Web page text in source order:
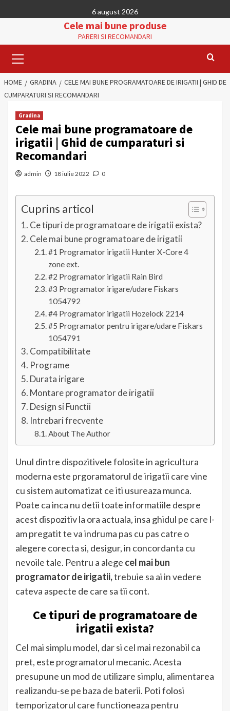
to
6 august 2026
Cele mai bune produse
PARERI SI RECOMANDARI
Menu
HOME GRADINA
CELE MAI BUNE PROGRAMATOARE DE IRIGATII | GHID DE
CUMPARATURI SI RECOMANDARI
Gradina
Cele mai bune programatoare de
irigatii | Ghid de cumparaturi si
Recomandari
admin 18 iulie 2022 0
Cuprins articol
Ce tipuri de programatoare de irigatii exista?
Cele mai bune programatoare de irigatii
#1 Programator irigatii Hunter X-Core 4
zone ext.
#2 Programator irigatii Rain Bird
#3 Programator irigare/udare Fiskars
1054792
#4 Programator irigatii Hozelock 2214
#5 Programator pentru irigare/udare Fiskars
1054791
Compatibilitate
Programe
Durata irigare
Montare programator de irigatii
Design si Functii
Intrebari frecvente
About The Author
Unul dintre dispozitivele folosite in agricultura
moderna este prgoramatorul de irigatii care vine
cu sistem automatizat ce iti usureaza munca.
Poate ca inca nu detii toate informatiile despre
acest dispozitiv la ora actuala, insa ghidul pe care l-
am pregatit te va indruma pas cu pas catre o
alegere corecta si, desigur, in concordanta cu
nevoile tale. Pentru a alege cel mai bun
programator de irigatii,trebuie sa ai in vedere
cateva aspecte de care sa tii cont.
Ce tipuri de programatoare de
irigatii exista?
Cel mai simplu model, dar si cel mai rezonabil ca
pret, este programatorul mecanic. Acesta
presupune un mod de utilizare simplu, alimentarea
realizandu-se pe baza de baterii. Poti folosi
temporizatorul care functioneaza pentru